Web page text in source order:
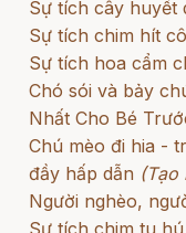
Sự tích cây huyết
Sự tích chim hít cô
Sự tích hoa cẩm
Chó sói và bảy
Nhất Cho Bé
Chú mèo đi hia -
đầy hấp dẫn (Tạo
Người nghèo,
Sự tích chim tu hú